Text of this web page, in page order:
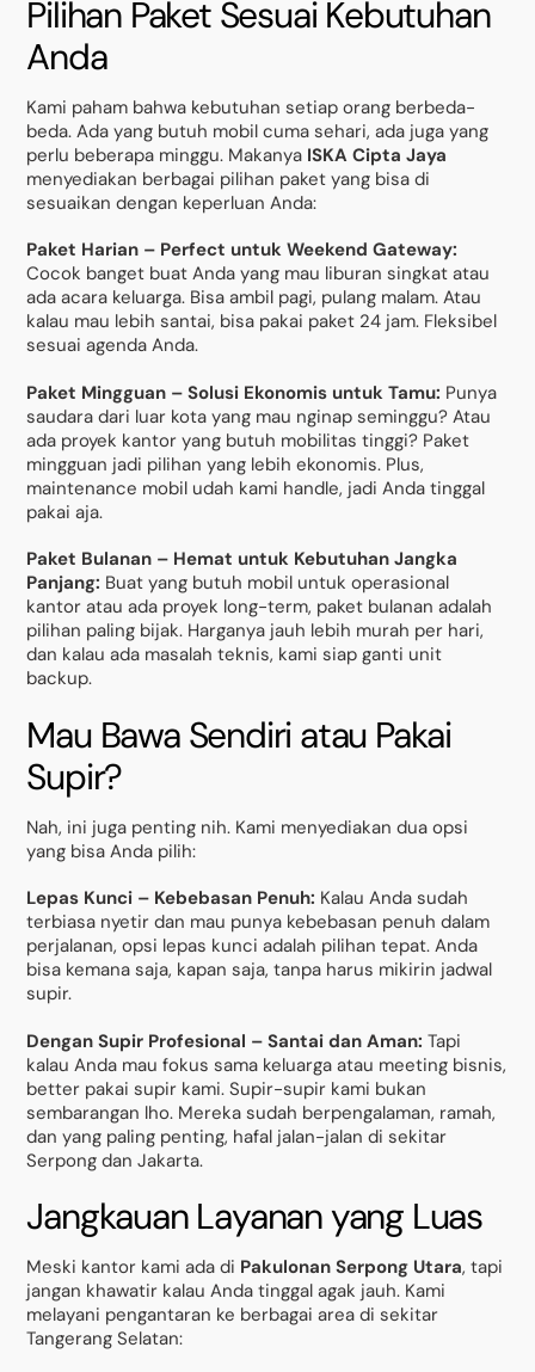
Pilihan Paket Sesuai Kebutuhan
Anda
Kami paham bahwa kebutuhan setiap orang berbeda-
beda. Ada yang butuh mobil cuma sehari, ada juga yang
perlu beberapa minggu. Makanya ISKA Cipta Jaya
menyediakan berbagai pilihan paket yang bisa di
sesuaikan dengan keperluan Anda:
Paket Harian – Perfect untuk Weekend Gateway:
Cocok banget buat Anda yang mau liburan singkat atau
ada acara keluarga. Bisa ambil pagi, pulang malam. Atau
kalau mau lebih santai, bisa pakai paket 24 jam. Fleksibel
sesuai agenda Anda.
Paket Mingguan – Solusi Ekonomis untuk Tamu: Punya
saudara dari luar kota yang mau nginap seminggu? Atau
ada proyek kantor yang butuh mobilitas tinggi? Paket
mingguan jadi pilihan yang lebih ekonomis. Plus,
maintenance mobil udah kami handle, jadi Anda tinggal
pakai aja.
Paket Bulanan – Hemat untuk Kebutuhan Jangka
Panjang: Buat yang butuh mobil untuk operasional
kantor atau ada proyek long-term, paket bulanan adalah
pilihan paling bijak. Harganya jauh lebih murah per hari,
dan kalau ada masalah teknis, kami siap ganti unit
backup.
Mau Bawa Sendiri atau Pakai
Supir?
Nah, ini juga penting nih. Kami menyediakan dua opsi
yang bisa Anda pilih:
Lepas Kunci – Kebebasan Penuh: Kalau Anda sudah
terbiasa nyetir dan mau punya kebebasan penuh dalam
perjalanan, opsi lepas kunci adalah pilihan tepat. Anda
bisa kemana saja, kapan saja, tanpa harus mikirin jadwal
supir.
Dengan Supir Profesional – Santai dan Aman: Tapi
kalau Anda mau fokus sama keluarga atau meeting bisnis,
better pakai supir kami. Supir-supir kami bukan
sembarangan lho. Mereka sudah berpengalaman, ramah,
dan yang paling penting, hafal jalan-jalan di sekitar
Serpong dan Jakarta.
Jangkauan Layanan yang Luas
Meski kantor kami ada di Pakulonan Serpong Utara, tapi
jangan khawatir kalau Anda tinggal agak jauh. Kami
melayani pengantaran ke berbagai area di sekitar
Tangerang Selatan: